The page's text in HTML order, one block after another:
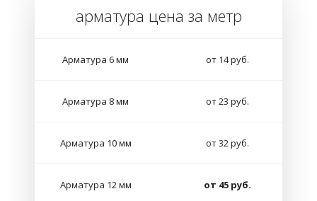
арматура цена за метр
Арматура 6 мм от 14 руб.
Арматура 8 мм от 23 руб.
Арматура 10 мм от 32 руб.
Арматура 12 мм от 45 руб.